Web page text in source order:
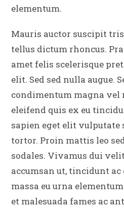
elementum.
Mauris auctor suscipit
tellus dictum rhoncus.
amet felis scelerisque
elit. Sed sed nulla augue.
condimentum magna vel
eleifend quis ex eu
sapien eget elit vulputate
tortor. Proin mattis leo
sodales. Vivamus dui
accumsan ut, tincidunt ac
massa eu urna
et malesuada fames ac